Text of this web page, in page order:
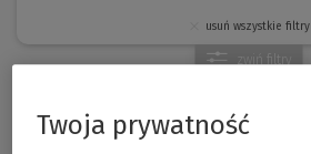
usuń wszystkie filtry
zwiń filtry
Twoja prywatność